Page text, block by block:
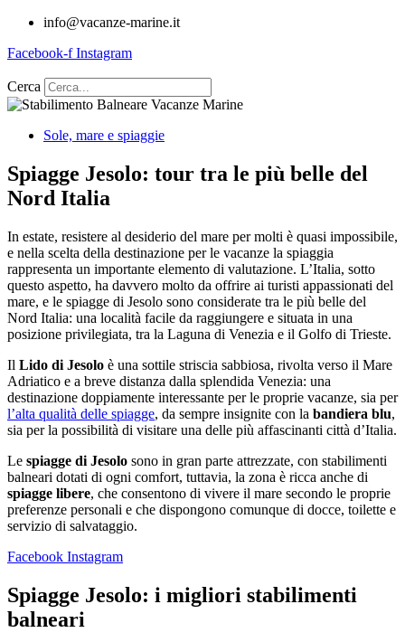
info@vacanze-marine.it
Facebook-f Instagram
Cerca
Sole, mare e spiaggie
Spiagge Jesolo: tour tra le più belle del
Nord Italia
In estate, resistere al desiderio del mare per molti è quasi impossibile,
e nella scelta della destinazione per le vacanze la spiaggia
rappresenta un importante elemento di valutazione. L’Italia, sotto
questo aspetto, ha davvero molto da offrire ai turisti appassionati del
mare, e le spiagge di Jesolo sono considerate tra le più belle del
Nord Italia: una località facile da raggiungere e situata in una
posizione privilegiata, tra la Laguna di Venezia e il Golfo di Trieste.
Il Lido di Jesolo è una sottile striscia sabbiosa, rivolta verso il Mare
Adriatico e a breve distanza dalla splendida Venezia: una
destinazione doppiamente interessante per le proprie vacanze, sia per
l’alta qualità delle spiagge, da sempre insignite con la bandiera blu,
sia per la possibilità di visitare una delle più affascinanti città d’Italia.
Le spiagge di Jesolo sono in gran parte attrezzate, con stabilimenti
balneari dotati di ogni comfort, tuttavia, la zona è ricca anche di
spiagge libere, che consentono di vivere il mare secondo le proprie
preferenze personali e che dispongono comunque di docce, toilette e
servizio di salvataggio.
Facebook Instagram
Spiagge Jesolo: i migliori stabilimenti
balneari